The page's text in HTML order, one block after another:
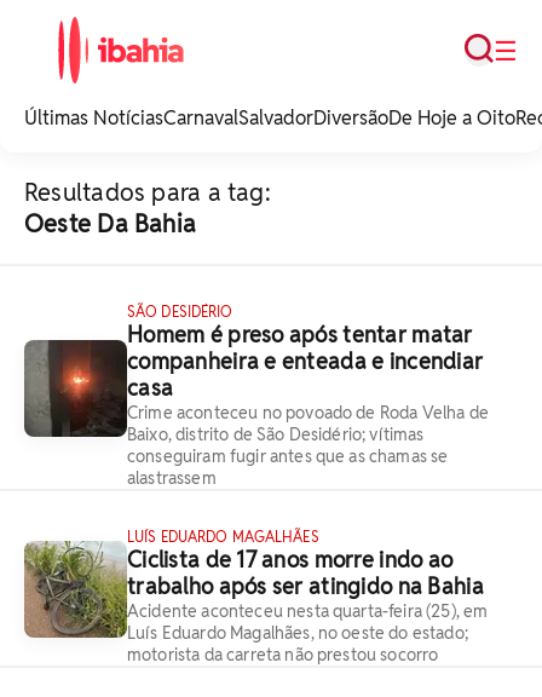
noticias e
☰
Busca
Últimas NotíciasCarnavalSalvadorDiversãoDe Hoje a Oito
Resultados para a tag:
Oeste Da Bahia
SÃO DESIDÉRIO
Homem é preso após tentar matar
companheira e enteada e incendiar
casa
Crime aconteceu no povoado de Roda Velha de
Baixo, distrito de São Desidério; vítimas
conseguiram fugir antes que as chamas se
alastrassem
LUÍS EDUARDO MAGALHÃES
Ciclista de 17 anos morre indo ao
trabalho após ser atingido na Bahia
Acidente aconteceu nesta quarta-feira (25), em
Luís Eduardo Magalhães, no oeste do estado;
motorista da carreta não prestou socorro